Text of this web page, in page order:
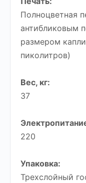
Полноцветная
антибликовым
размером
пиколитров)
Вес, кг:
37
220
Упаковка:
Трехслойный